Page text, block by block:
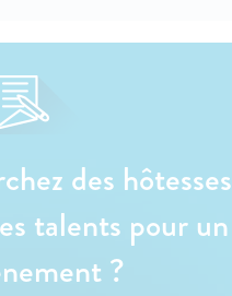
des hôtesses
talents pour un
?